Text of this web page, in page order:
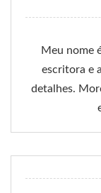
Meu nome
escritora e
detalhes.